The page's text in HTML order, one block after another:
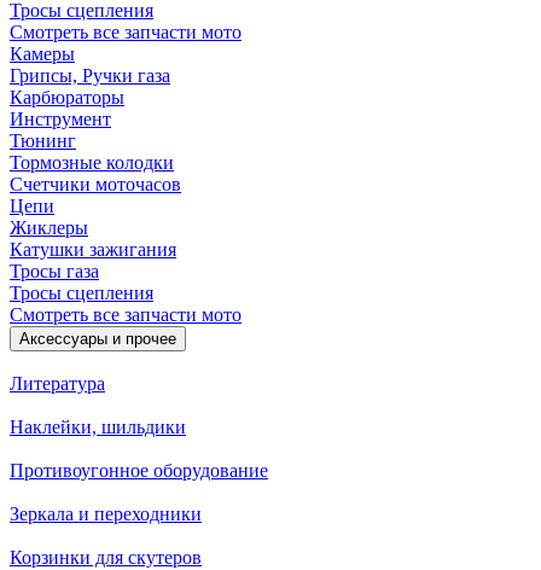
Тросы сцепления
Смотреть все запчасти мото
Камеры
Грипсы, Ручки газа
Карбюраторы
Инструмент
Тюнинг
Тормозные колодки
Счетчики моточасов
Цепи
Жиклеры
Катушки зажигания
Тросы газа
Тросы сцепления
Смотреть все запчасти мото
Аксессуары и прочее
Литература
Наклейки, шильдики
Противоугонное оборудование
Зеркала и переходники
Корзинки для скутеров